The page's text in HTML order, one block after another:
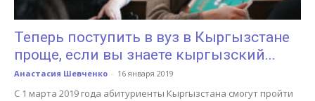
Теперь поступить в вуз в Кыргызстане
проще, если вы знаете кыргызский...
Анастасия Шевченко - 16 января 2019
С 1 марта 2019 года абитуриенты Кыргызстана смогут пройти